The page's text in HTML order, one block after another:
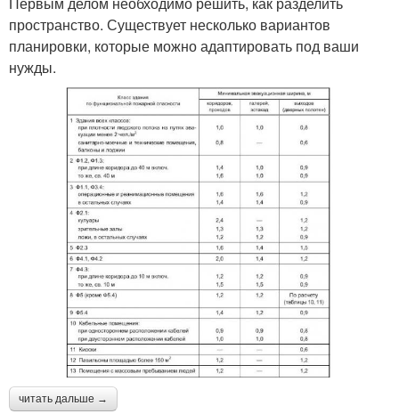
пространство. Существует несколько вариантов
планировки, которые можно адаптировать под ваши
нужды.
читать дальше →